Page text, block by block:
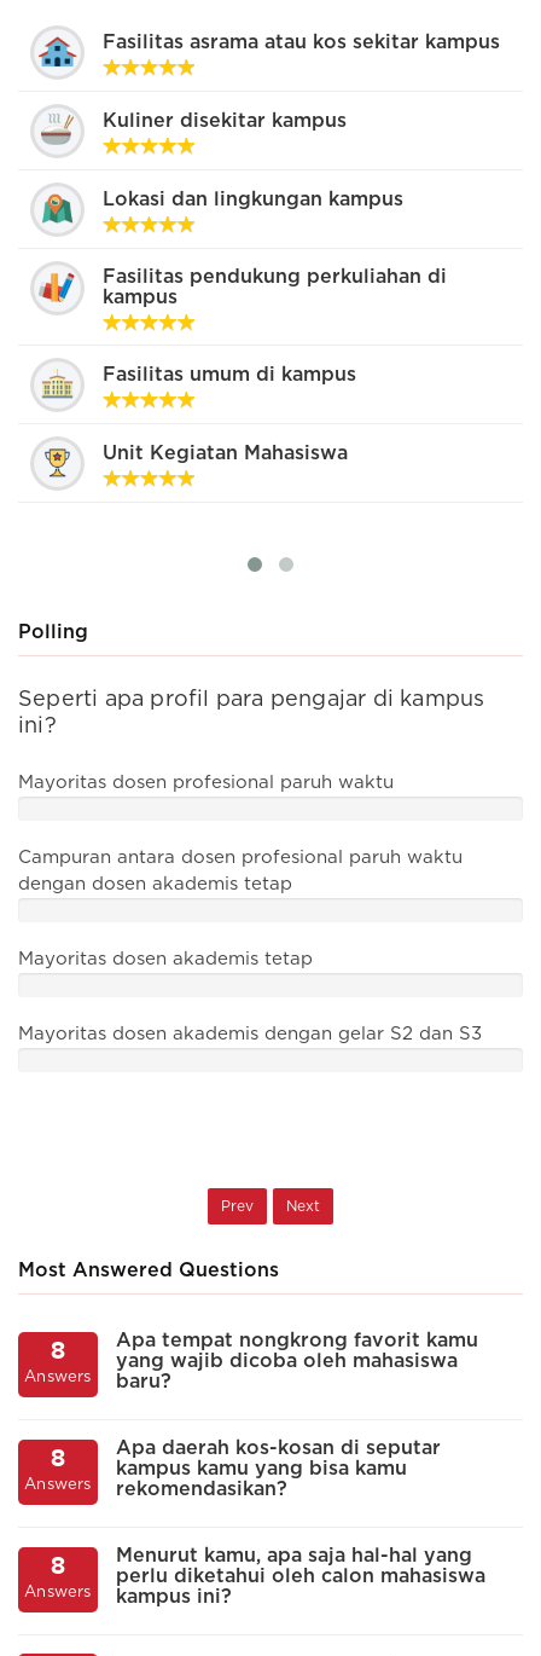
Fasilitas asrama atau kos sekitar kampus
Kuliner disekitar kampus
Lokasi dan lingkungan kampus
Fasilitas pendukung perkuliahan di
kampus
Fasilitas umum di kampus
Unit Kegiatan Mahasiswa
Polling
Seperti apa profil para pengajar di kampus
ini?
Mayoritas dosen profesional paruh waktu
Campuran antara dosen profesional paruh waktu
dengan dosen akademis tetap
Mayoritas dosen akademis tetap
Mayoritas dosen akademis dengan gelar S2 dan S3
Prev Next
Most Answered Questions
8
Answers
Apa tempat nongkrong favorit kamu
yang wajib dicoba oleh mahasiswa
baru?
8
Answers
Apa daerah kos-kosan di seputar
kampus kamu yang bisa kamu
rekomendasikan?
8
Answers
Menurut kamu, apa saja hal-hal yang
perlu diketahui oleh calon mahasiswa
kampus ini?